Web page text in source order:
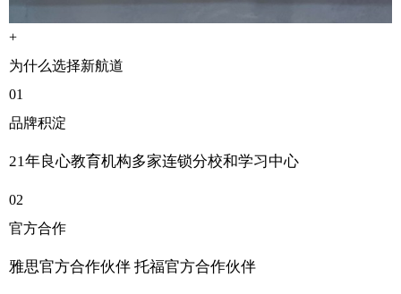
+
为什么选择新航道
01
品牌积淀
21年良心教育机构多家连锁分校和学习中心
02
官方合作
雅思官方合作伙伴 托福官方合作伙伴